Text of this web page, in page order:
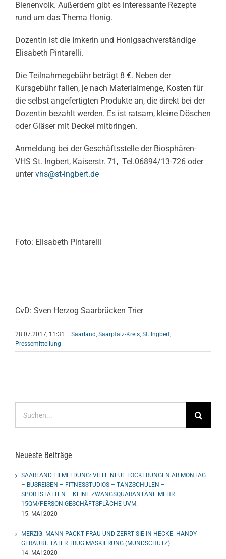
Bienenvolk. Außerdem gibt es interessante Rezepte
rund um das Thema Honig.
Dozentin ist die Imkerin und Honigsachverständige
Elisabeth Pintarelli.
Die Teilnahmegebühr beträgt 8 €. Neben der
Kursgebühr fallen, je nach Materialmenge, Kosten für
die selbst angefertigten Produkte an, die direkt bei der
Dozentin bezahlt werden. Es ist ratsam, kleine Döschen
oder Gläser mit Deckel mitbringen.
Anmeldung bei der Geschäftsstelle der Biosphären-
VHS St. Ingbert, Kaiserstr. 71, Tel.06894/13-726 oder
untervhs@st-ingbert.de
Foto: Elisabeth Pintarelli
CvD: Sven Herzog Saarbrücken Trier
28.07.2017, 11:31 | Saarland Saarpfalz-Kreis St. Ingbert
Pressemitteilung
nach:
Neueste Beiträge
SAARLAND EILMELDUNG: VIELE NEUE LOCKERUNGEN AB MONTAG
– BUSREISEN – FITNESSTUDIOS – TANZSCHULEN –
SPORTSTÄTTEN – KEINE ZWANGSQUARANTÄNE MEHR –
15QM/PERSON GESCHÄFTSFLÄCHE UVM.
15. MAI 2020
MERZIG: MANN PACKT FRAU UND ZERRT SIE IN HECKE. HANDY
GERAUBT. TÄTER TRUG MASKIERUNG (MUNDSCHUTZ)
14. MAI 2020